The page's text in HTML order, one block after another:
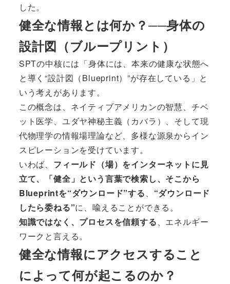
した。
健全な情報とは何か？──身体の
設計図（ブループリント）
SPTの中核には「身体には、本来の健康な状態へ
と導く“設計図（Blueprint）”が存在している」と
いう考えがあります。
この概念は、ネイティブアメリカンの智慧、チベ
ット医学、ユダヤ神秘主義（カバラ）、そして現
代物理学の情報場理論など、多様な源泉からイン
スピレーションを受けています。
いわば、 フィールド（場）をインターネットに見
立て、「健全」という言葉で検索し、そこから
Blueprintを“ダウンロード”する、 “ダウンロード
したら委ねる”に、喩えることができる。
知識ではなく、プロセスを信頼する、エネルギー
ワークと言える。
健全な情報にアクセスすること
によって何が起こるのか？